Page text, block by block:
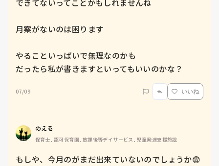
できてないってことかもしれませんね
月案がないのは困ります
やることいっぱいで無理なのかも
07/09 いいね
のえる
保育士, 認可保育園, 放課後等デイサービス, 児童発達支援施設
もしや、今月のがまだ出来ていないのでしょうか😨